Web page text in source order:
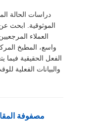
دراسات الحالة
الموثوقية. ابحث
العملاء
واسع، المطبخ
الفعل الحقيقية فيما
والبيانات الفعلية
مصفوفة